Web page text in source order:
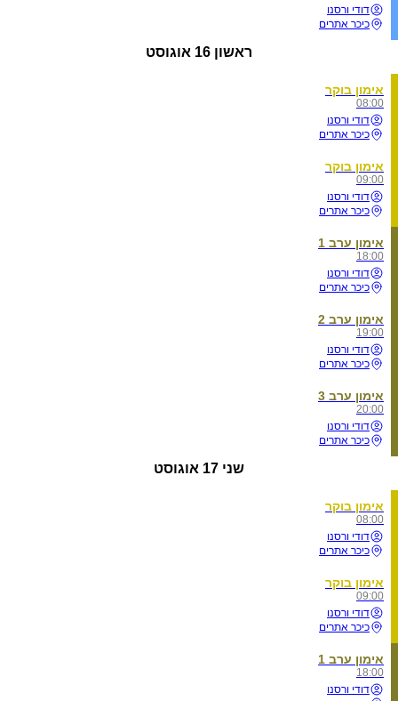
דודי ורסנו
כיכר אתרים
ראשון 16 אוגוסט
אימון בוקר
08:00
דודי ורסנו
כיכר אתרים
אימון בוקר
09:00
דודי ורסנו
כיכר אתרים
אימון ערב 1
18:00
דודי ורסנו
כיכר אתרים
אימון ערב 2
19:00
דודי ורסנו
כיכר אתרים
אימון ערב 3
20:00
דודי ורסנו
כיכר אתרים
שני 17 אוגוסט
אימון בוקר
08:00
דודי ורסנו
כיכר אתרים
אימון בוקר
09:00
דודי ורסנו
כיכר אתרים
אימון ערב 1
18:00
דודי ורסנו